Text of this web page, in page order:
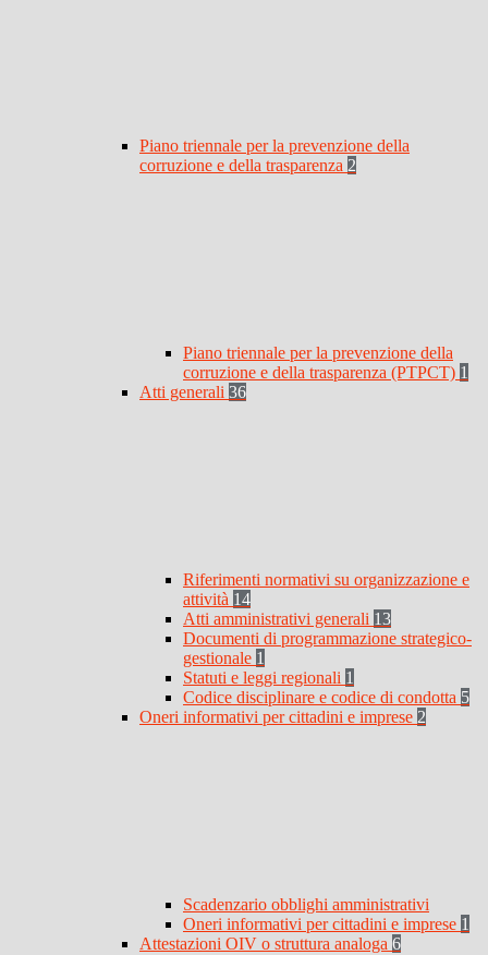
Piano triennale per la prevenzione della
corruzione e della trasparenza 2
Piano triennale per la prevenzione della
corruzione e della trasparenza (PTPCT) 1
Atti generali 36
Riferimenti normativi su organizzazione e
attività 14
Atti amministrativi generali 13
Documenti di programmazione strategico-
gestionale 1
Statuti e leggi regionali 1
Codice disciplinare e codice di condotta 5
Oneri informativi per cittadini e imprese 2
Scadenzario obblighi amministrativi
Oneri informativi per cittadini e imprese 1
Attestazioni OIV o struttura analoga 6